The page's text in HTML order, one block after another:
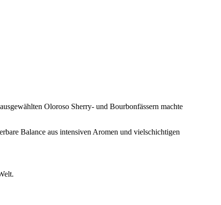
Oloroso Sherry- und Bourbonfässern machte
Balance aus intensiven Aromen und vielschichtigen